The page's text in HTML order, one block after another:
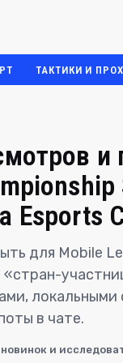
ТАКТИКИ И
Esports
для Mobile
«стран-
в чате.
и